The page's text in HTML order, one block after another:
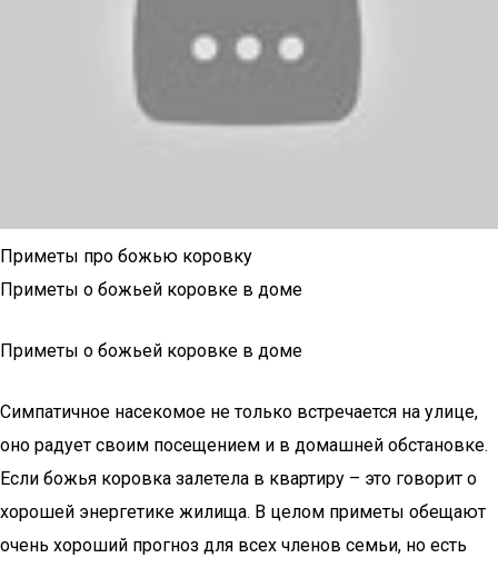
Приметы про божью коровку
Приметы о божьей коровке в доме
Приметы о божьей коровке в доме
Симпатичное насекомое не только встречается на улице,
оно радует своим посещением и в домашней обстановке.
Если божья коровка залетела в квартиру – это говорит о
хорошей энергетике жилища. В целом приметы обещают
очень хороший прогноз для всех членов семьи, но есть